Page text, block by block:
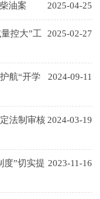
2025-04-25
油案
2025-02-27
控大”工
2024-09-11
航“开学
2024-03-19
法制审核
2023-11-16
度”切实提